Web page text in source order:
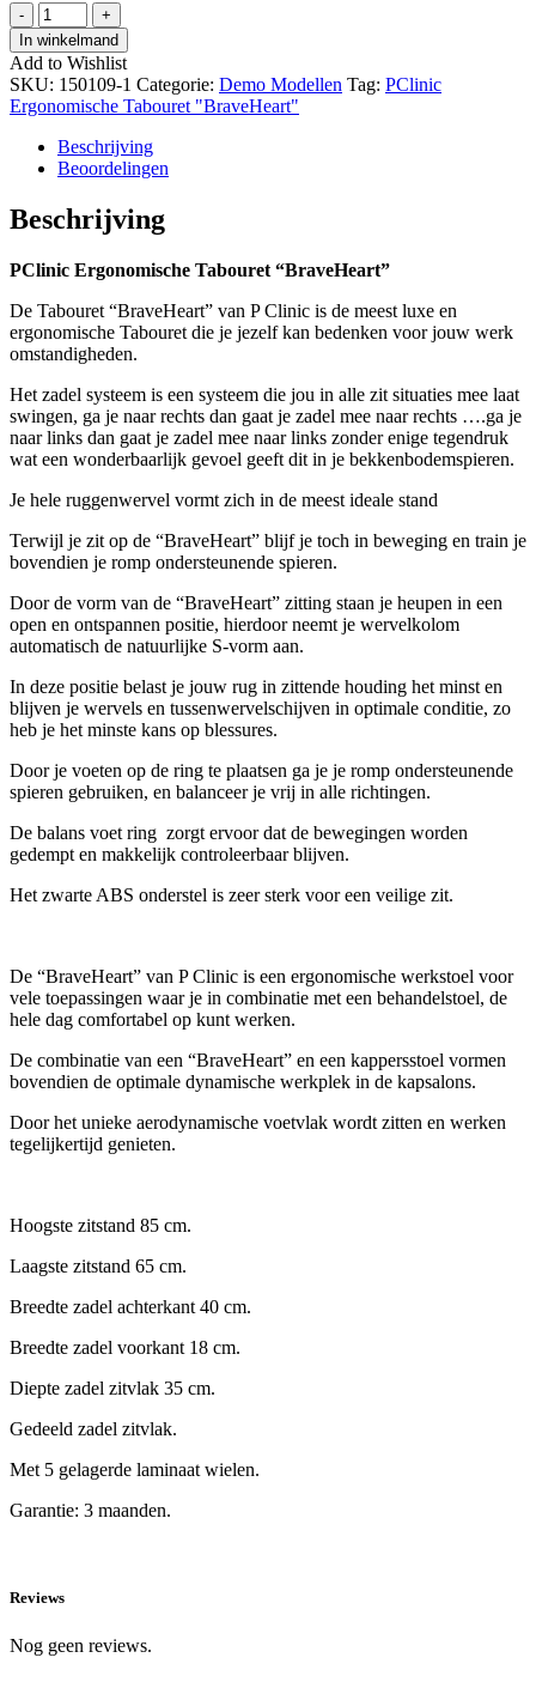
599,00.
-
PClinic
Ergonomische
Tabouret
"BraveHeart"
OPRUIMING
hoeveelheid
+
In winkelmand
Add to Wishlist
SKU: 150109-1 Categorie: Demo Modellen Tag: PClinic
Ergonomische Tabouret "BraveHeart"
Beschrijving
Beoordelingen
Beschrijving
PClinic Ergonomische Tabouret “BraveHeart”
De Tabouret “BraveHeart” van P Clinic is de meest luxe en
ergonomische Tabouret die je jezelf kan bedenken voor jouw werk
omstandigheden.
Het zadel systeem is een systeem die jou in alle zit situaties mee laat
swingen, ga je naar rechts dan gaat je zadel mee naar rechts ….ga je
naar links dan gaat je zadel mee naar links zonder enige tegendruk
wat een wonderbaarlijk gevoel geeft dit in je bekkenbodemspieren.
Je hele ruggenwervel vormt zich in de meest ideale stand
Terwijl je zit op de “BraveHeart” blijf je toch in beweging en train je
bovendien je romp ondersteunende spieren.
Door de vorm van de “BraveHeart” zitting staan je heupen in een
open en ontspannen positie, hierdoor neemt je wervelkolom
automatisch de natuurlijke S-vorm aan.
In deze positie belast je jouw rug in zittende houding het minst en
blijven je wervels en tussenwervelschijven in optimale conditie, zo
heb je het minste kans op blessures.
Door je voeten op de ring te plaatsen ga je je romp ondersteunende
spieren gebruiken, en balanceer je vrij in alle richtingen.
De balans voet ring zorgt ervoor dat de bewegingen worden
gedempt en makkelijk controleerbaar blijven.
Het zwarte ABS onderstel is zeer sterk voor een veilige zit.
De “BraveHeart” van P Clinic is een ergonomische werkstoel voor
vele toepassingen waar je in combinatie met een behandelstoel, de
hele dag comfortabel op kunt werken.
De combinatie van een “BraveHeart” en een kappersstoel vormen
bovendien de optimale dynamische werkplek in de kapsalons.
Door het unieke aerodynamische voetvlak wordt zitten en werken
tegelijkertijd genieten.
Hoogste zitstand 85 cm.
Laagste zitstand 65 cm.
Breedte zadel achterkant 40 cm.
Breedte zadel voorkant 18 cm.
Diepte zadel zitvlak 35 cm.
Gedeeld zadel zitvlak.
Met 5 gelagerde laminaat wielen.
Garantie: 3 maanden.
Reviews
Nog geen reviews.